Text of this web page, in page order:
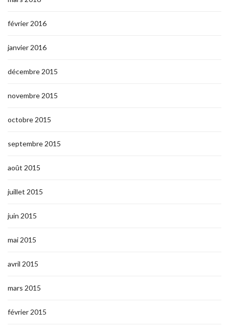
février 2016
janvier 2016
décembre 2015
novembre 2015
octobre 2015
septembre 2015
août 2015
juillet 2015
juin 2015
mai 2015
avril 2015
mars 2015
février 2015